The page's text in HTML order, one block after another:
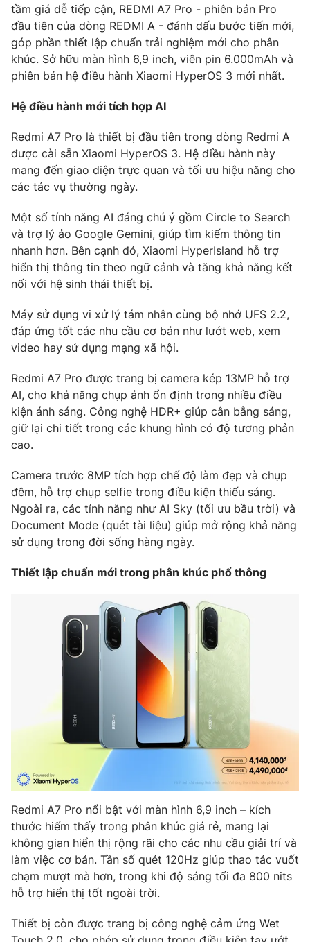
Phim VTV
Hậu trường
Nhân vật
Giải trí
Điện ảnh
Âm nhạc
Sao
Đời sống
Chất lượng cuộc sống
Giáo dục
Tuyển sinh
Học trực tuyến
Công nghệ
Hitech Công nghệ tương lai
Thị trường
Tư vấn
Giao lưu trực tuyến
Lịch phát sóng
Chuyên mục khác
Photo Infographic
Video Shorts video
VTV Money VTV Thể thao
Thị trường 24h Tấm lòng Việt
VTV4 Vươn mình bằng AI
Liên hệ tòa soạn
Cơ quan chủ quản:Đài Truyền hình Việt Nam
Cơ quan báo chí:Thời báo VTV
Giấy phép hoạt động báo in và báo điện tử số 483/GP-BTTTT
cấp ngày 29/12/2023
Tổng Biên tập:Vũ Thanh Thủy
Phó Tổng Biên tập:Nguyễn Thị Mỹ Hạnh, Phạm Quốc Thắng,
Tổng đài VTV: 024.38 355 931 - 024.38 355 932
tầm giá dễ tiếp cận, REDMI A7 Pro - phiên bản Pro
đầu tiên của dòng REDMI A - đánh dấu bước tiến mới,
góp phần thiết lập chuẩn trải nghiệm mới cho phân
khúc. Sở hữu màn hình 6,9 inch, viên pin 6.000mAh và
phiên bản hệ điều hành Xiaomi HyperOS 3 mới nhất.
Hệ điều hành mới tích hợp AI
Redmi A7 Pro là thiết bị đầu tiên trong dòng Redmi A
được cài sẵn Xiaomi HyperOS 3. Hệ điều hành này
mang đến giao diện trực quan và tối ưu hiệu năng cho
các tác vụ thường ngày.
Một số tính năng AI đáng chú ý gồm Circle to Search
và trợ lý ảo Google Gemini, giúp tìm kiếm thông tin
nhanh hơn. Bên cạnh đó, Xiaomi HyperIsland hỗ trợ
hiển thị thông tin theo ngữ cảnh và tăng khả năng kết
nối với hệ sinh thái thiết bị.
Máy sử dụng vi xử lý tám nhân cùng bộ nhớ UFS 2.2,
đáp ứng tốt các nhu cầu cơ bản như lướt web, xem
video hay sử dụng mạng xã hội.
Redmi A7 Pro được trang bị camera kép 13MP hỗ trợ
AI, cho khả năng chụp ảnh ổn định trong nhiều điều
kiện ánh sáng. Công nghệ HDR+ giúp cân bằng sáng,
giữ lại chi tiết trong các khung hình có độ tương phản
cao.
Camera trước 8MP tích hợp chế độ làm đẹp và chụp
đêm, hỗ trợ chụp selfie trong điều kiện thiếu sáng.
Ngoài ra, các tính năng như AI Sky (tối ưu bầu trời) và
Document Mode (quét tài liệu) giúp mở rộng khả năng
sử dụng trong đời sống hàng ngày.
Thiết lập chuẩn mới trong phân khúc phổ thông
Redmi A7 Pro nổi bật với màn hình 6,9 inch – kích
thước hiếm thấy trong phân khúc giá rẻ, mang lại
không gian hiển thị rộng rãi cho các nhu cầu giải trí và
làm việc cơ bản. Tần số quét 120Hz giúp thao tác vuốt
chạm mượt mà hơn, trong khi độ sáng tối đa 800 nits
hỗ trợ hiển thị tốt ngoài trời.
Thiết bị còn được trang bị công nghệ cảm ứng Wet